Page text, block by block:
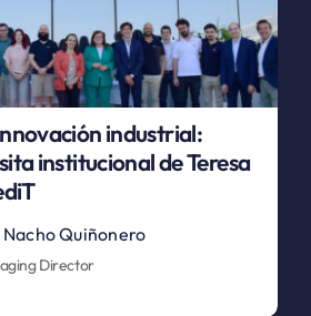
industrial:
institucional de Teresa
Nacho Quiñonero
Director